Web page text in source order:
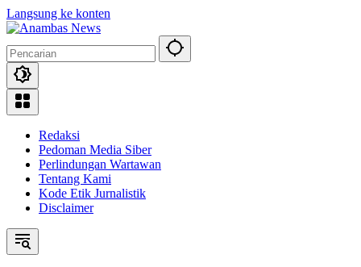
Langsung ke konten
Redaksi
Pedoman Media Siber
Perlindungan Wartawan
Tentang Kami
Kode Etik Jurnalistik
Disclaimer